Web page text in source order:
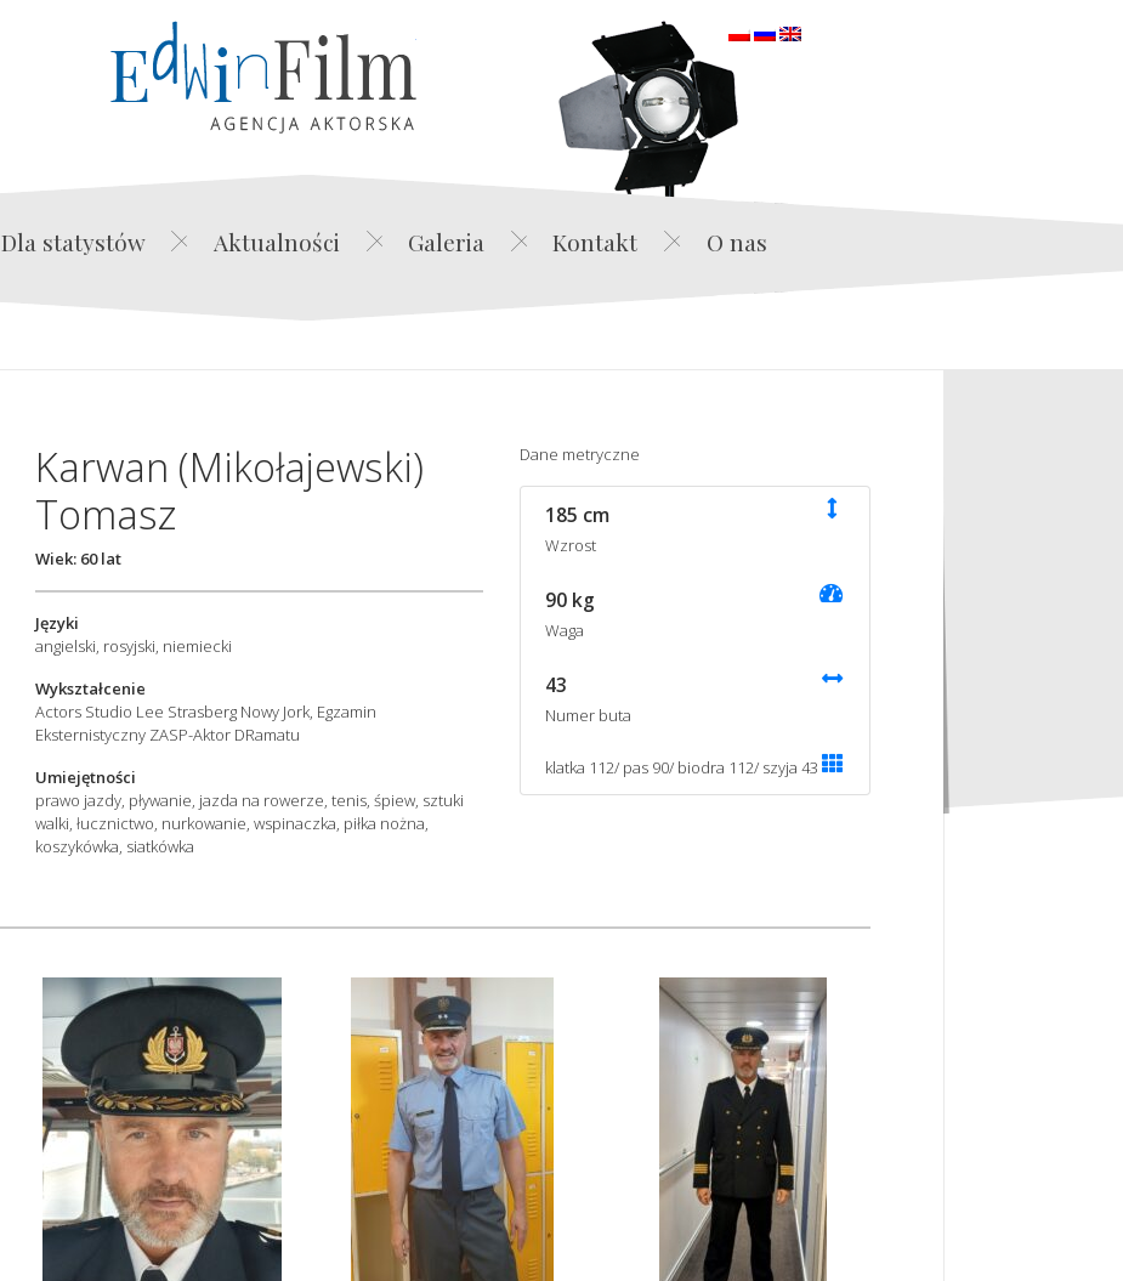
Edwin Film Agencja Aktorska
Dla statystów Aktualności Galeria Kontakt O nas
Karwan (Mikołajewski)
Tomasz
Wiek: 60 lat
Języki
angielski, rosyjski, niemiecki
Wykształcenie
Actors Studio Lee Strasberg Nowy Jork, Egzamin
Eksternistyczny ZASP-Aktor DRamatu
Umiejętności
prawo jazdy, pływanie, jazda na rowerze, tenis, śpiew, sztuki
walki, łucznictwo, nurkowanie, wspinaczka, piłka nożna,
koszykówka, siatkówka
Dane metryczne
185 cm
Wzrost
90 kg
Waga
43
Numer buta
klatka 112/ pas 90/ biodra 112/ szyja 43